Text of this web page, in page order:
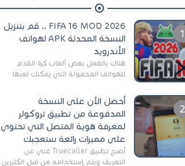
FIFA 16 MOD 2026 .. قم بتنزيل
النسخة المحدثة APK لهواتف
الأندرويد
هناك بالفعل بعض ألعاب كرة القدم
للهواتف المحمولة التي يمكنك لعبها
مثل EA Sports ...
أحصل الآن على النسخة
المدفوعة من تطبيق تروكولر
لمعرفة هوية المتصل التي تحتوي
على مميزات رائعة ستعجبك
أصبح تطبيق Truecaller غني عن
التعريف ويتم إستخدامه من قبل الكثيرين